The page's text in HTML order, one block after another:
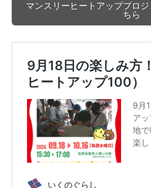
マンスリーヒートアッププロ
ちら